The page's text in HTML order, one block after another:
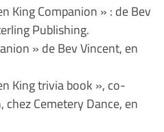
King Companion » : de Bev
Publishing.
» de Bev Vincent, en
King trivia book », co-
Cemetery Dance, en